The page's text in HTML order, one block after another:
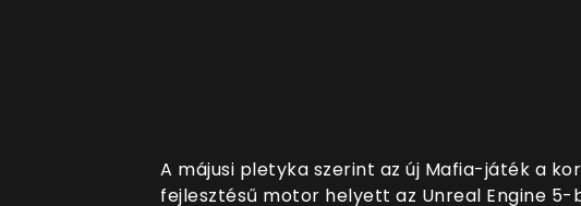
A májusi pletyka szerint az új Mafia-játék a
fejlesztésű motor helyett az Unreal Engine 5-